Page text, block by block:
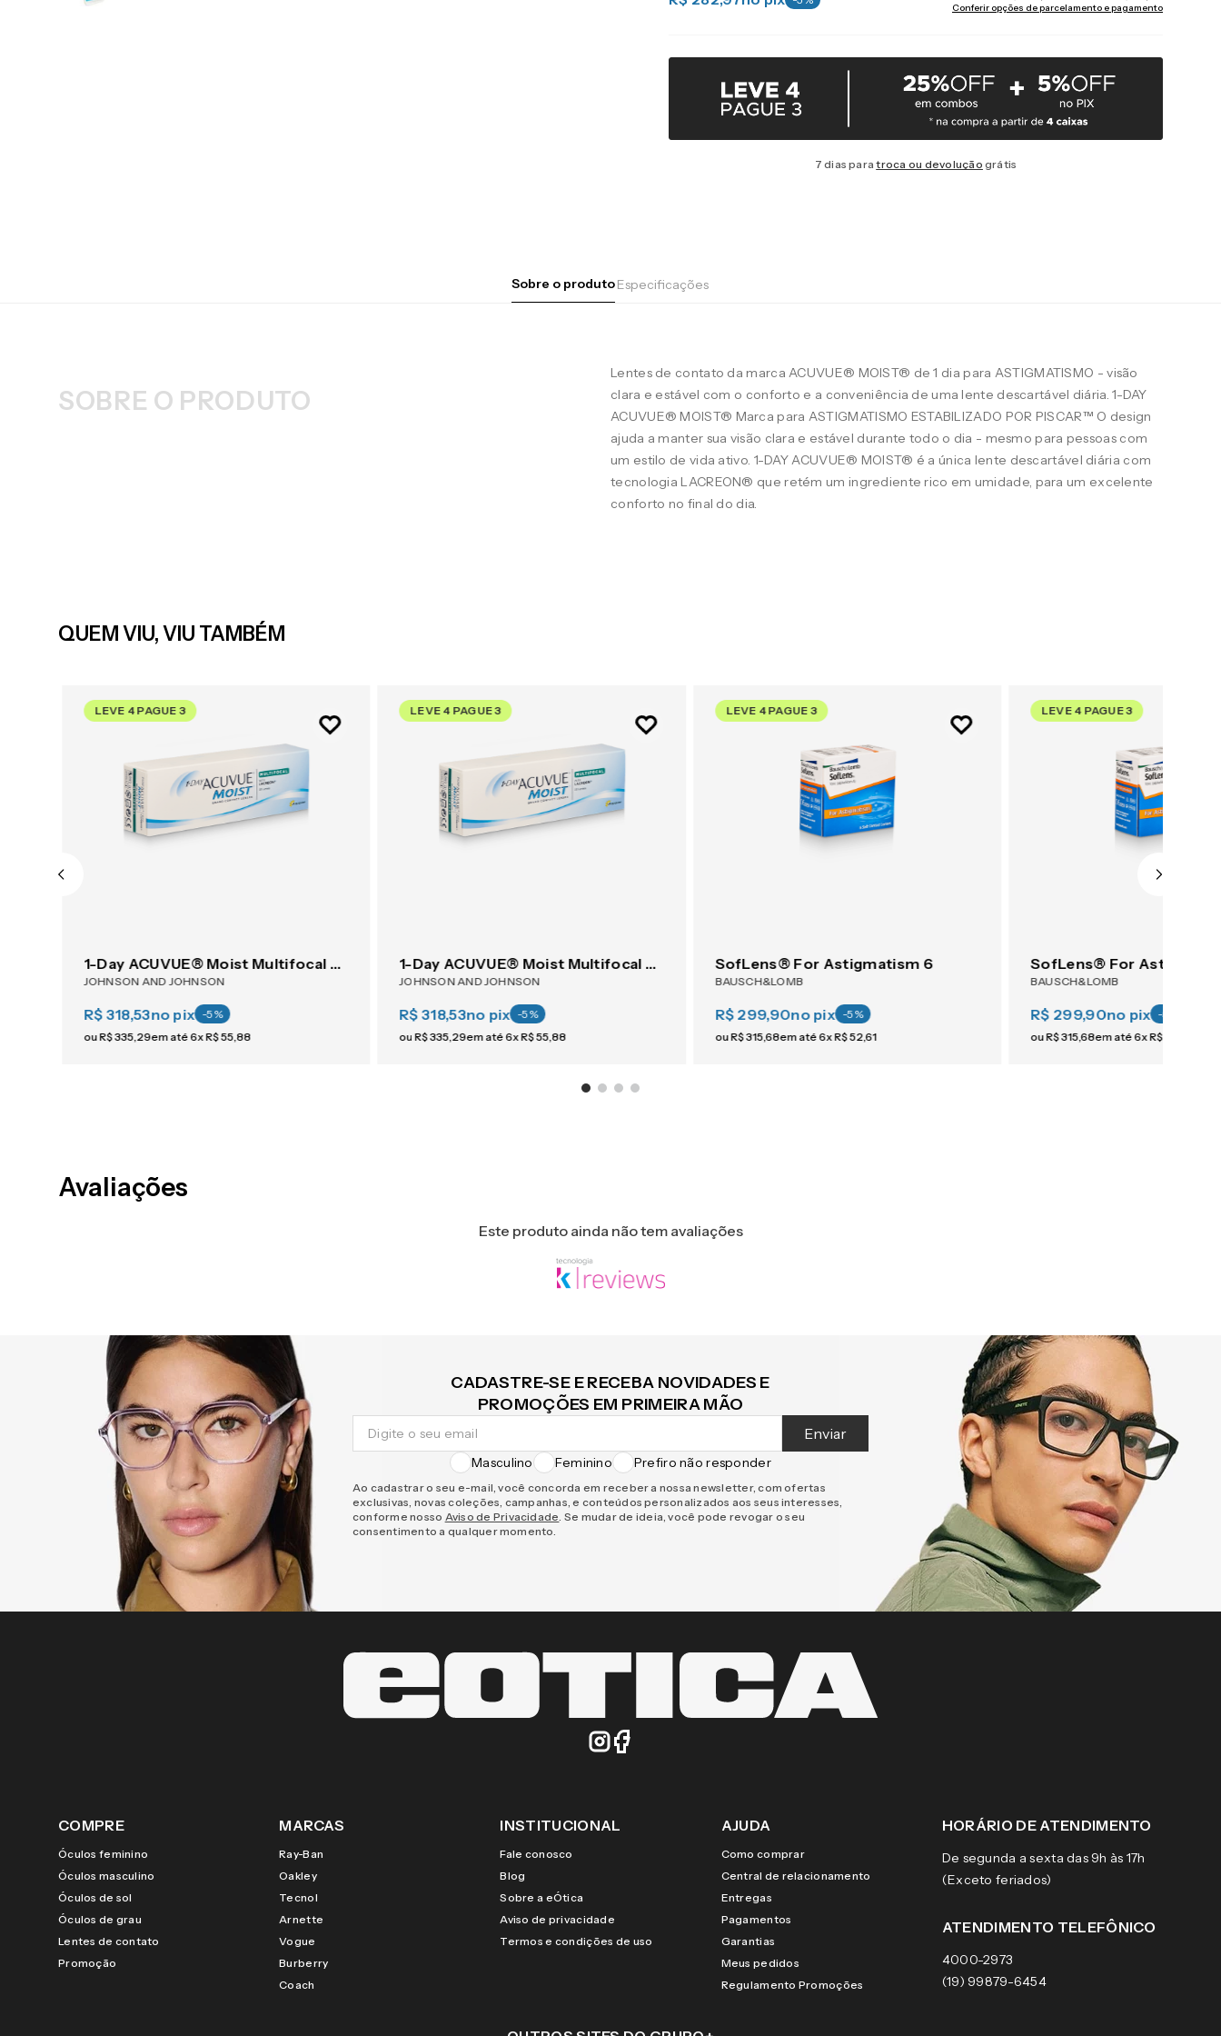
Conferir opções de parcelamento e pagamento
7 dias paratroca ou devolução grátis
Sobre o produtoEspecificações
SOBRE O PRODUTO
Lentes de contato da marca ACUVUE® MOIST® de 1 dia para ASTIGMATISMO - visão
clara e estável com o conforto e a conveniência de uma lente descartável diária. 1-DAY
ACUVUE® MOIST® Marca para ASTIGMATISMO ESTABILIZADO POR PISCAR™ O design
ajuda a manter sua visão clara e estável durante todo o dia - mesmo para pessoas com
um estilo de vida ativo. 1-DAY ACUVUE® MOIST® é a única lente descartável diária com
tecnologia LACREON® que retém um ingrediente rico em umidade, para um excelente
conforto no final do dia.
QUEM VIU, VIU TAMBÉM
LEVE 4 PAGUE 3
1-Day ACUVUE® Moist Multifocal 30
JOHNSON AND JOHNSON
R$ 318,53no pix -5%
ouR$335, 29em até6xR$55, 88
LEVE 4 PAGUE 3
1-Day ACUVUE® Moist Multifocal 30
JOHNSON AND JOHNSON
R$ 318,53no pix -5%
ouR$335 29em até6xR$55 ,88
LEVE 4 PAGUE 3
SofLens® For Astigmatism 6
BAUSCH&LOMB
R$ 299,90no pix -5%
ouR$315,68em até6xR$52,61
LEVE 4 PAGUE 3
SofLens® For
BAUSCH&LOMB
R$ 299,90no pix -5
ouR$315,68em até6xR$
Avaliações
Este produto ainda não tem avaliações
CADASTRE-SE E RECEBA NOVIDADES E
PROMOÇÕES EM PRIMEIRA MÃO
Enviar
Masculino Feminino Prefiro não responder
Ao cadastrar o seu e-mail, você concorda em receber a nossa newsletter, com ofertas
exclusivas, novas coleções, campanhas, e conteúdos personalizados aos seus interesses,
conforme nosso Aviso de Privacidade. Se mudar de ideia, você pode revogar o seu
consentimento a qualquer momento.
COMPRE
Óculos feminino
Óculos masculino
Óculos de sol
Óculos de grau
Lentes de contato
Promoção
MARCAS
Ray-Ban
Oakley
Tecnol
Arnette
Vogue
Burberry
Coach
INSTITUCIONAL
Fale conosco
Blog
Sobre a eÓtica
Aviso de privacidade
Termos e condições de uso
AJUDA
Como comprar
Central de relacionamento
Entregas
Pagamentos
Garantias
Meus pedidos
Regulamento Promoções
HORÁRIO DE ATENDIMENTO
De segunda a sexta das 9h às 17h
(Exceto feriados)
ATENDIMENTO TELEFÔNICO
4000-2973
(19) 99879-6454